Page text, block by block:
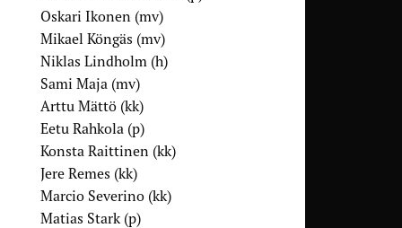
Oskari Ikonen (mv)
Mikael Köngäs (mv)
Niklas Lindholm (h)
Sami Maja (mv)
Arttu Mättö (kk)
Eetu Rahkola (p)
Konsta Raittinen (kk)
Jere Remes (kk)
Marcio Severino (kk)
Matias Stark (p)